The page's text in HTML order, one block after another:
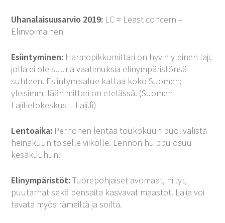
Uhanalaisuusarvio 2019: LC = Least concern –
Elinvoimainen
Esiintyminen: Harmopikkumittari on hyvin yleinen laji,
jolla ei ole suuria vaatimuksia elinympäristönsä
suhteen. Esiintymisalue kattaa koko Suomen;
yleisimmillään mittari on etelässä. (Suomen
Lajitietokeskus – Laji.fi)
Lentoaika: Perhonen lentää toukokuun puolivälistä
heinäkuun toiselle viikolle. Lennon huippu osuu
kesäkuuhun.
Elinympäristöt:Tuorepohjaiset avomaat, niityt,
puutarhat sekä pensaita kasvavat maastot. Lajia voi
tavata myös rämeiltä ja soilta.